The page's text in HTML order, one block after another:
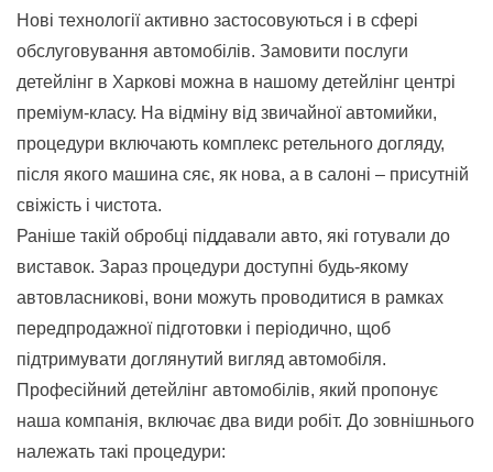
Нові технології активно застосовуються і в сфері
обслуговування автомобілів. Замовити послуги
детейлінг в Харкові можна в нашому детейлінг центрі
преміум-класу. На відміну від звичайної автомийки,
процедури включають комплекс ретельного догляду,
після якого машина сяє, як нова, а в салоні – присутній
свіжість і чистота.
Раніше такій обробці піддавали авто, які готували до
виставок. Зараз процедури доступні будь-якому
автовласникові, вони можуть проводитися в рамках
передпродажної підготовки і періодично, щоб
підтримувати доглянутий вигляд автомобіля.
Професійний детейлінг автомобілів, який пропонує
наша компанія, включає два види робіт. До зовнішнього
належать такі процедури: